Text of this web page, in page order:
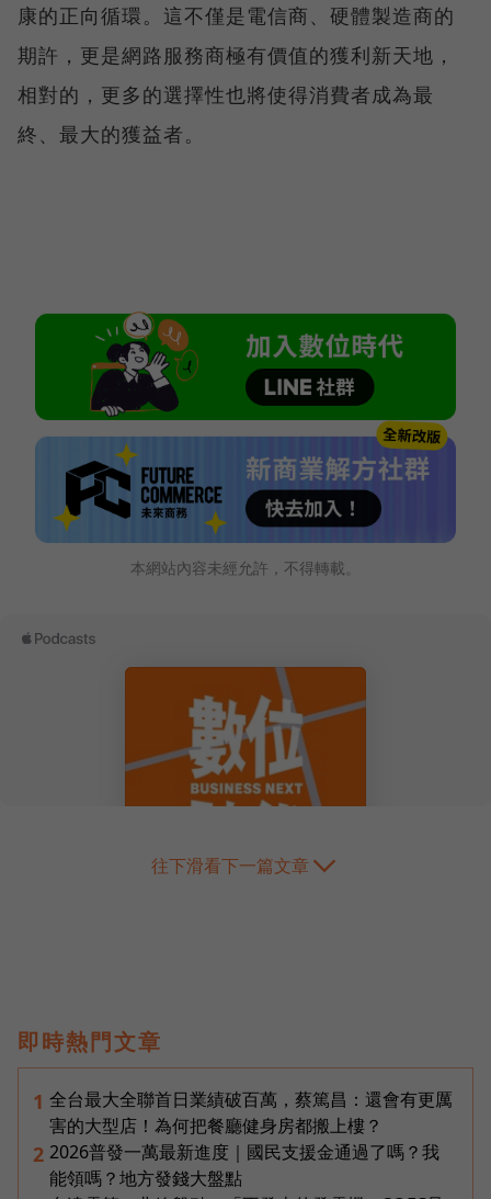
康的正向循環。這不僅是電信商、硬體製造商的
期許，更是網路服務商極有價值的獲利新天地，
相對的，更多的選擇性也將使得消費者成為最
終、最大的獲益者。
本網站內容未經允許，不得轉載。
往下滑看下一篇文章
即時熱門文章
1 全台最大全聯首日業績破百萬，蔡篤昌：還會有更厲
害的大型店！為何把餐廳健身房都搬上樓？
2 2026普發一萬最新進度｜國民支援金通過了嗎？我
能領嗎？地方發錢大盤點